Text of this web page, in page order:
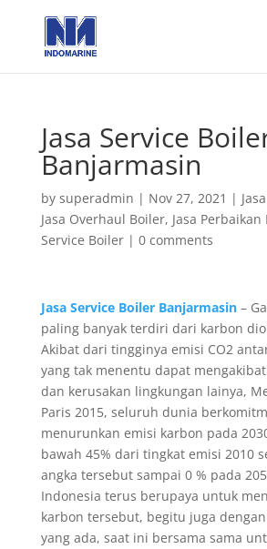
Jasa Service
Banjarmasin
by superadmin | Nov 27, 2021 |
Jasa Overhaul Boiler, Jasa Perbaikan
Service Boiler| 0 comments
Jasa Service Boiler Banjarmasin–
paling banyak terdiri dari karbon
Akibat dari tingginya emisi CO2
yang tak menentu dapat
dan kerusakan lingkungan lainya,
Paris 2015, seluruh dunia
menurunkan emisi karbon pada
bawah 45% dari tingkat emisi 2010
angka tersebut sampai 0 % pada
Indonesia terus berupaya untuk
karbon tersebut, begitu juga
yang ada, saat ini bersama sama